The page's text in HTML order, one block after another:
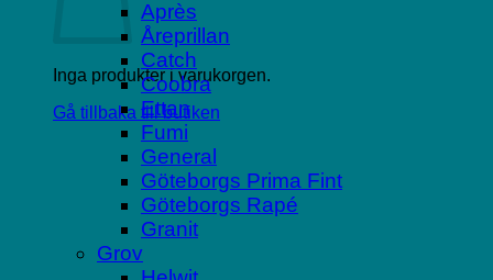
Inga produkter i varukorgen.
Gå tillbaka till butiken
Après
Åreprillan
Catch
Coobra
Ettan
Fumi
General
Göteborgs Prima Fint
Göteborgs Rapé
Granit
Grov